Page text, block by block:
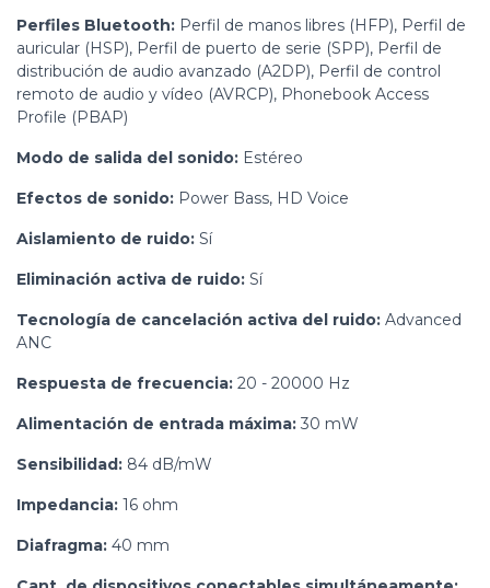
Perfiles Bluetooth: Perfil de manos libres (HFP), Perfil de
auricular (HSP), Perfil de puerto de serie (SPP), Perfil de
distribución de audio avanzado (A2DP), Perfil de control
remoto de audio y vídeo (AVRCP), Phonebook Access
Profile (PBAP)
Modo de salida del sonido: Estéreo
Efectos de sonido: Power Bass, HD Voice
Aislamiento de ruido: Sí
Eliminación activa de ruido: Sí
Tecnología de cancelación activa del ruido: Advanced
ANC
Respuesta de frecuencia: 20 - 20000 Hz
Alimentación de entrada máxima: 30 mW
Sensibilidad: 84 dB/mW
Impedancia: 16 ohm
Diafragma: 40 mm